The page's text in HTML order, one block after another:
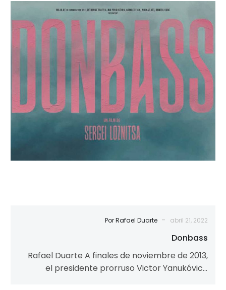
Donbass
Por Rafael Duarte - abril 21, 2022
Donbass
Rafael Duarte A finales de noviembre de 2013,
el presidente prorruso Victor Yanukóvich